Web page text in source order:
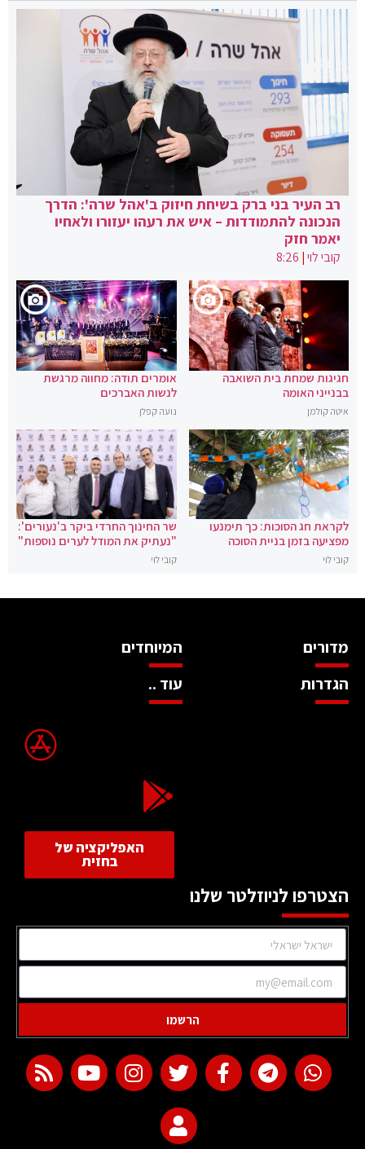
רב העיר בני ברק בשיחת חיזוק ב'אהל שרה': הדרך
הנכונה להתמודדות – איש את רעהו יעזורו ולאחיו
יאמר חזק
קובי לוי|
8:26
חגיגות שמחת בית השואבה
בבנייני האומה
איטה קולמן
אומרים תודה: מחווה מרגשת
לנשות האברכים
נועה קפלן
לקראת חג הסוכות: כך תימנעו
מפציעה בזמן בניית הסוכה
קובי לוי
שר החינוך החרדי ביקר ב'נעורים':
"נעתיק את המודל לערים נוספות"
קובי לוי
מדורים
המיוחדים
הגדרות
עוד ..
האפליקציה של
בחזית
הצטרפו לניוזלטר שלנו
הרשמו